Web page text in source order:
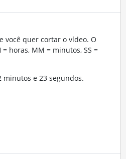
você quer cortar o vídeo. O
horas, MM = minutos, SS =
minutos e 23 segundos.